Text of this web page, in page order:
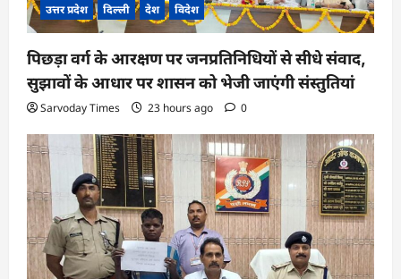
उत्तर प्रदेश दिल्ली देश विदेश
पिछड़ा वर्ग के आरक्षण पर जनप्रतिनिधियों से सीधे संवाद,
सुझावों के आधार पर शासन को भेजी जाएंगी संस्तुतियां
Sarvoday Times 23 hours ago 0